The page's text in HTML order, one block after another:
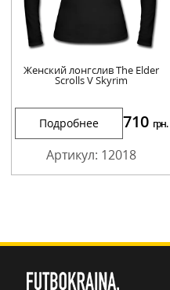
Женский лонгслив The Elder
Scrolls V Skyrim
Подробнее 710 грн.
Артикул: 12018